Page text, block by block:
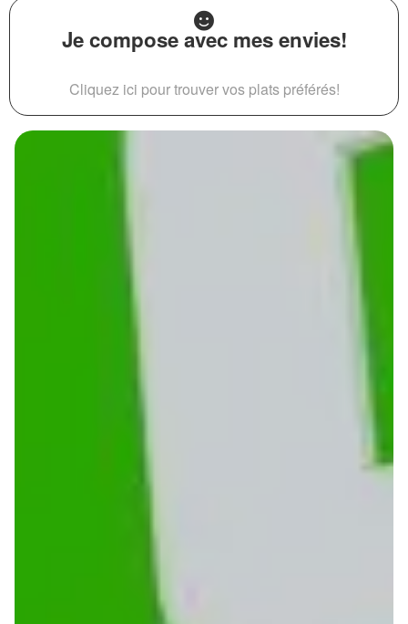
Je compose avec mes envies!
Cliquez ici pour trouver vos plats préférés!